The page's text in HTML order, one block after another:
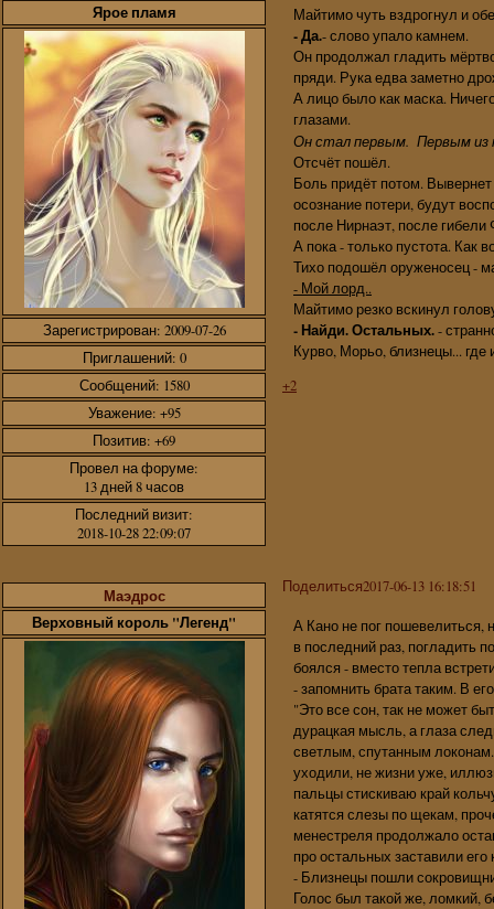
Ярое пламя
Зарегистрирован: 2009-07-26
Приглашений: 0
Сообщений: 1580
Уважение: +95
Позитив: +69
Провел на форуме:
13 дней 8 часов
Последний визит:
2018-10-28 22:09:07
Майтимо чуть вздрогнул и
- Да.- слово упало камнем.
Он продолжал гладить
пряди. Рука едва заметно
А лицо было как маска.
глазами.
Он стал первым. Первым из
Отсчёт пошёл.
Боль придёт потом.
осознание потери, будут
после Нирнаэт, после гибели
А пока - только пустота. Как
Тихо подошёл оруженосец -
- Мой лорд..
Майтимо резко вскинул
- Найди. Остальных.-
Курво, Морьо, близнецы...
+2
Поделиться2017-06-13 16:18:51
Маэдрос
Верховный король "Легенд"
А Кано не пог пошевелиться,
в последний раз, погладить
боялся - вместо тепла
- запомнить брата таким. В
"Это все сон, так не может
дурацкая мысль, а глаза
светлым, спутанным
уходили, не жизни уже,
пальцы стискиваю край
катятся слезы по щекам,
менестреля продолжало
про остальных заставили его
- Близнецы пошли
Голос был такой же, ломкий,